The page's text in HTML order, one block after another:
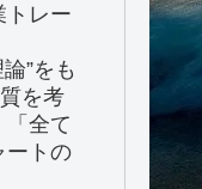
トレー
”をも
を考
「全て
ートの